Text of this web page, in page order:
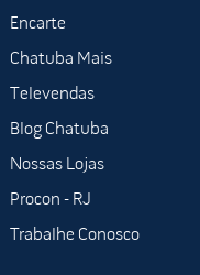
Encarte
Chatuba Mais
Televendas
Blog Chatuba
Nossas Lojas
Procon - RJ
Trabalhe Conosco